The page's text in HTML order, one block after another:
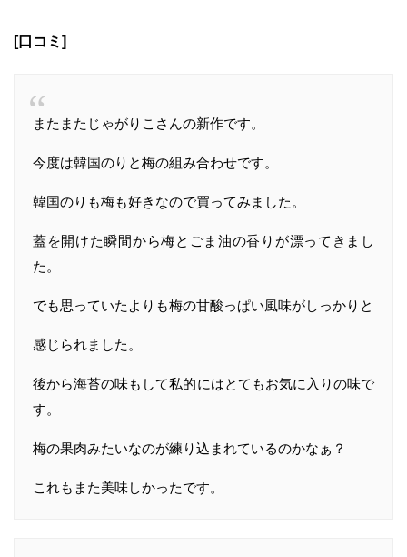
[口コミ]
またまたじゃがりこさんの新作です。
今度は韓国のりと梅の組み合わせです。
韓国のりも梅も好きなので買ってみました。
蓋を開けた瞬間から梅とごま油の香りが漂ってきまし
た。
でも思っていたよりも梅の甘酸っぱい風味がしっかりと
感じられました。
後から海苔の味もして私的にはとてもお気に入りの味で
す。
梅の果肉みたいなのが練り込まれているのかなぁ？
これもまた美味しかったです。